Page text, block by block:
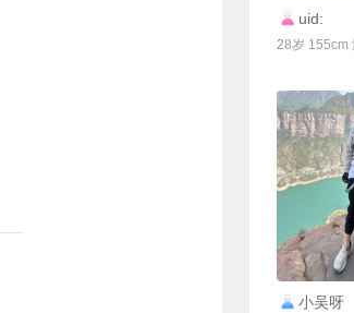
uid:
28岁 155cm
联
小吴呀